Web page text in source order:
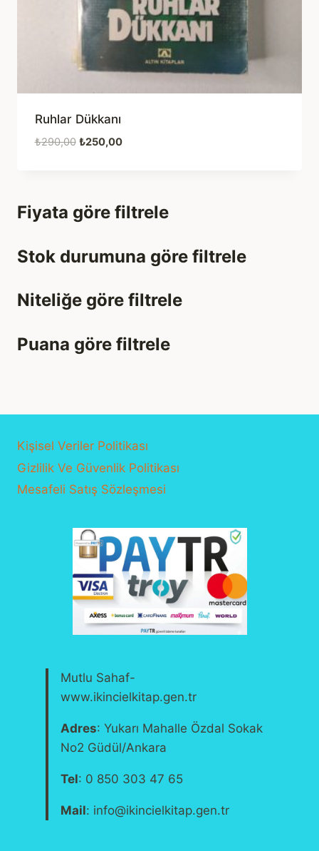
Ruhlar Dükkanı
₺290,00 Orijinal
₺250,00Şu
Fiyata göre filtrele
Stok durumuna göre filtrele
Niteliğe göre filtrele
Puana göre filtrele
Kişisel Veriler Politikası
Gizlilik Ve Güvenlik Politikası
Mesafeli Satış Sözleşmesi
Mutlu Sahaf-
www.ikincielkitap.gen.tr
Adres: Yukarı Mahalle Özdal Sokak
No2 Güdül/Ankara
Tel: 0 850 303 47 65
Mail: info@ikincielkitap.gen.tr